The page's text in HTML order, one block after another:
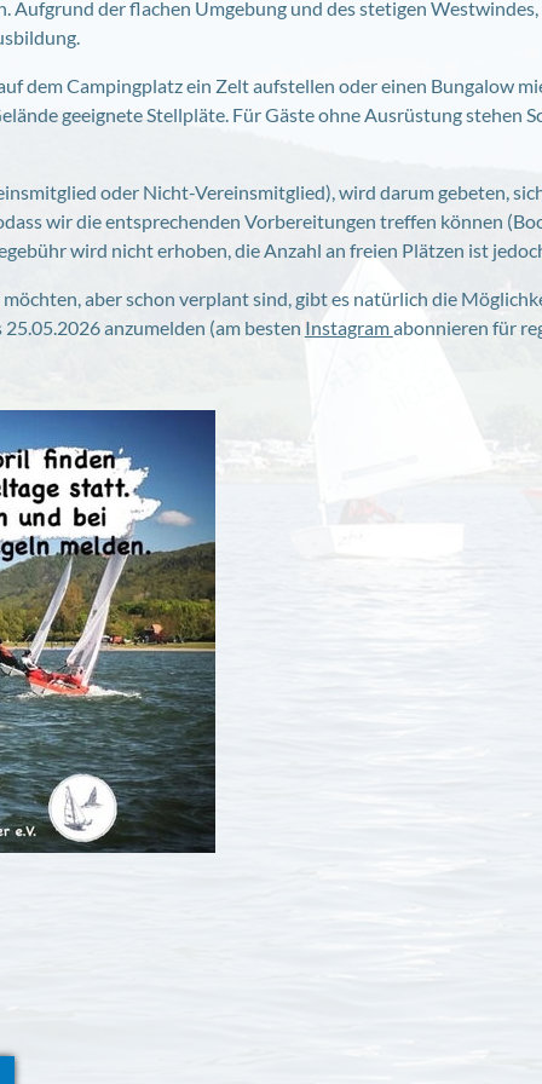
Aufgrund der flachen Umgebung und des stetigen
dem Campingplatz ein Zelt aufstellen oder einen Bungalow
geeignete Stellpläte. Für Gäste ohne Ausrüstung stehen
oder Nicht-Vereinsmitglied), wird darum gebeten,
wir die entsprechenden Vorbereitungen treffen können
wird nicht erhoben, die Anzahl an freien Plätzen ist
aber schon verplant sind, gibt es natürlich die
anzumelden (am besten Instagramabonnieren für